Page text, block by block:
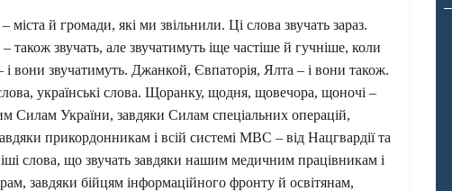
й громади, які ми звільнили. Ці слова звучать зараз.
звучать, але звучатимуть іще частіше й гучніше, коли
вони звучатимуть. Джанкой, Євпаторія, Ялта – і вони також.
українські слова. Щоранку, щодня, щовечора, щоночі –
Силам України, завдяки Силам спеціальних операцій,
прикордонникам і всій системі МВС – від Нацгвардії та
слова, що звучать завдяки нашим медичним працівникам і
завдяки бійцям інформаційного фронту й освітянам,